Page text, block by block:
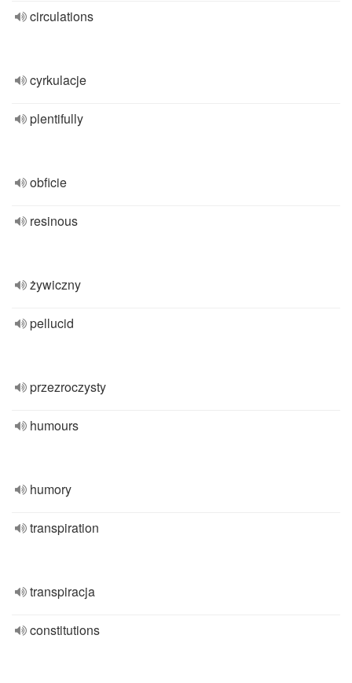
circulations
cyrkulacje
plentifully
obficie
resinous
żywiczny
pellucid
przezroczysty
humours
humory
transpiration
transpiracja
constitutions